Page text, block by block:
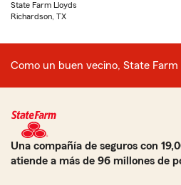
State Farm Lloyds
Richardson, TX
Como un buen vecino, State Farm
Una compañía de seguros con
atiende a más de 96 millones de